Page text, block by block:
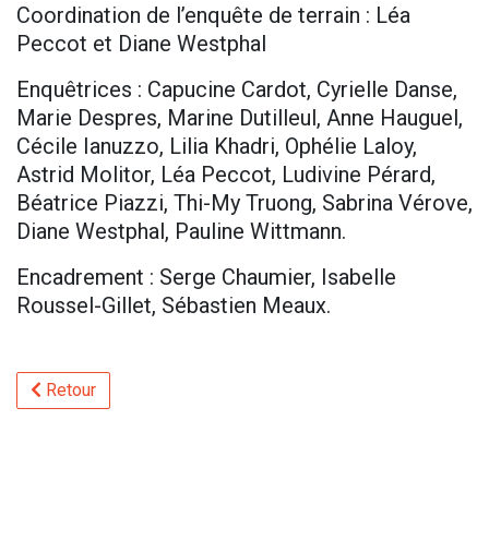
Coordination de l’enquête de terrain : Léa
Peccot et Diane Westphal
Enquêtrices : Capucine Cardot, Cyrielle Danse,
Marie Despres, Marine Dutilleul, Anne Hauguel,
Cécile Ianuzzo, Lilia Khadri, Ophélie Laloy,
Astrid Molitor, Léa Peccot, Ludivine Pérard,
Béatrice Piazzi, Thi-My Truong, Sabrina Vérove,
Diane Westphal, Pauline Wittmann.
Encadrement : Serge Chaumier, Isabelle
Roussel-Gillet, Sébastien Meaux.
Retour